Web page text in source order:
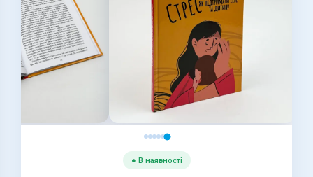
● В наявності